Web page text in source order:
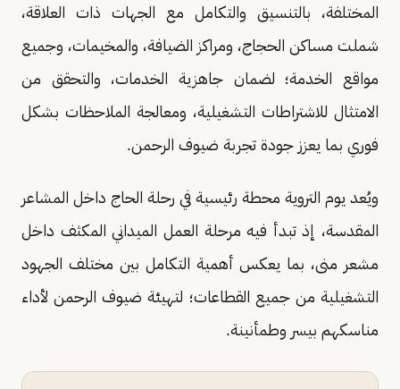
المختلفة، بالتنسيق والتكامل مع الجهات ذات العلاقة،
شملت مساكن الحجاج، ومراكز الضيافة، والمخيمات، وجميع
مواقع الخدمة؛ لضمان جاهزية الخدمات، والتحقق من
الامتثال للاشتراطات التشغيلية، ومعالجة الملاحظات بشكل
فوري بما يعزز جودة تجربة ضيوف الرحمن.
ويُعد يوم التروية محطة رئيسية في رحلة الحاج داخل المشاعر
المقدسة، إذ تبدأ فيه مرحلة العمل الميداني المكثف داخل
مشعر منى، بما يعكس أهمية التكامل بين مختلف الجهود
التشغيلية من جميع القطاعات؛ لتهيئة ضيوف الرحمن لأداء
مناسكهم بيسر وطمأنينة.